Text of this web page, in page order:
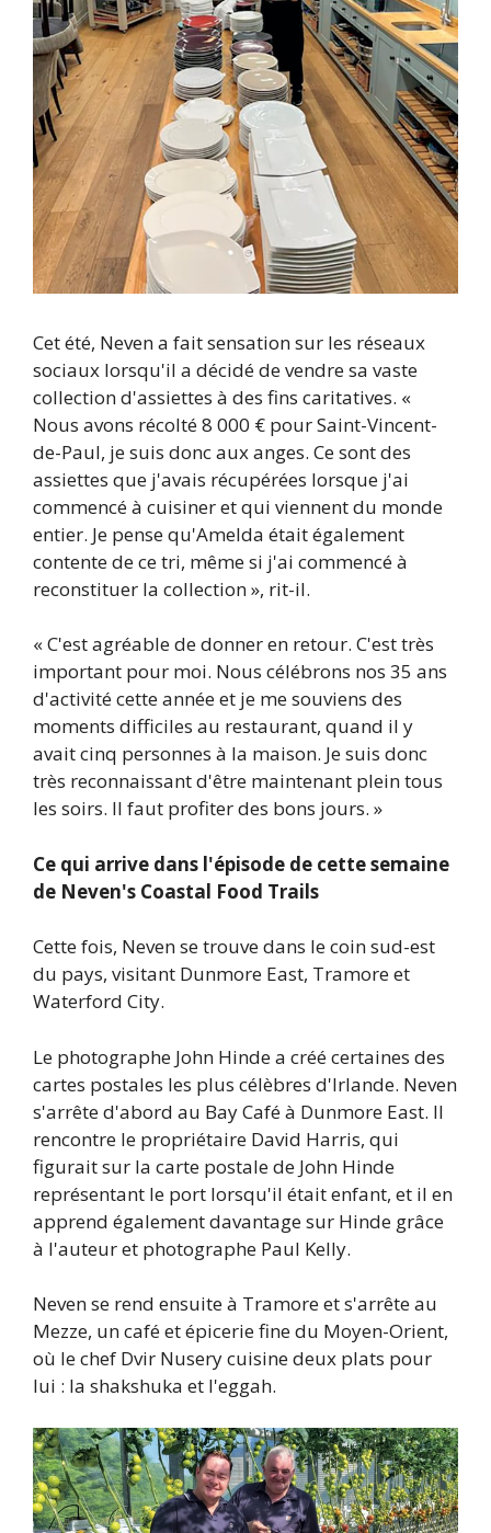
Cet été, Neven a fait sensation sur les réseaux
sociaux lorsqu'il a décidé de vendre sa vaste
collection d'assiettes à des fins caritatives. «
Nous avons récolté 8 000 € pour Saint-Vincent-
de-Paul, je suis donc aux anges. Ce sont des
assiettes que j'avais récupérées lorsque j'ai
commencé à cuisiner et qui viennent du monde
entier. Je pense qu'Amelda était également
contente de ce tri, même si j'ai commencé à
reconstituer la collection », rit-il.
« C'est agréable de donner en retour. C'est très
important pour moi. Nous célébrons nos 35 ans
d'activité cette année et je me souviens des
moments difficiles au restaurant, quand il y
avait cinq personnes à la maison. Je suis donc
très reconnaissant d'être maintenant plein tous
les soirs. Il faut profiter des bons jours. »
Ce qui arrive dans l'épisode de cette semaine
de Neven's Coastal Food Trails
Cette fois, Neven se trouve dans le coin sud-est
du pays, visitant Dunmore East, Tramore et
Waterford City.
Le photographe John Hinde a créé certaines des
cartes postales les plus célèbres d'Irlande. Neven
s'arrête d'abord au Bay Café à Dunmore East. Il
rencontre le propriétaire David Harris, qui
figurait sur la carte postale de John Hinde
représentant le port lorsqu'il était enfant, et il en
apprend également davantage sur Hinde grâce
à l'auteur et photographe Paul Kelly.
Neven se rend ensuite à Tramore et s'arrête au
Mezze, un café et épicerie fine du Moyen-Orient,
où le chef Dvir Nusery cuisine deux plats pour
lui : la shakshuka et l'eggah.